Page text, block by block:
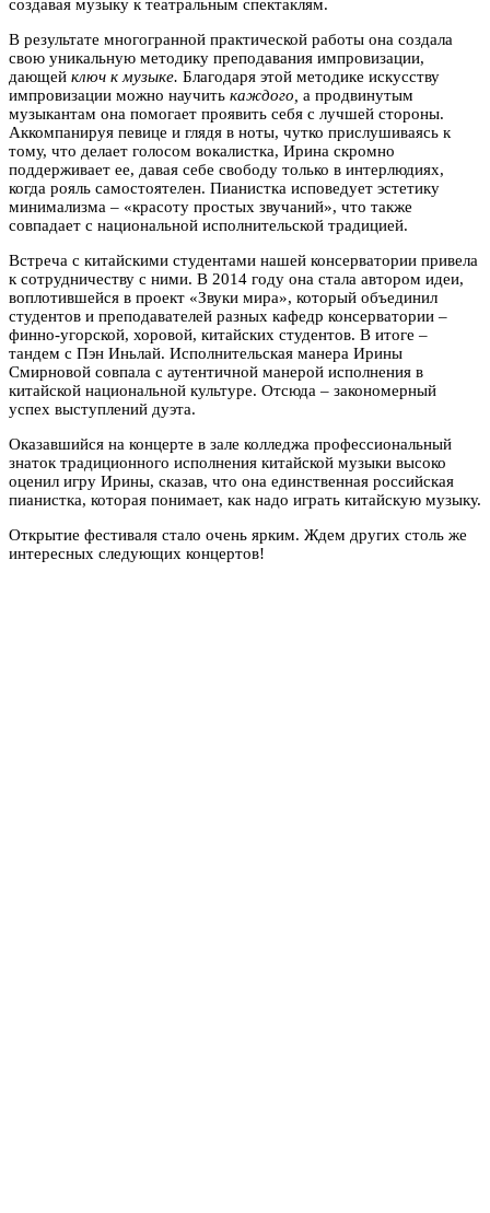
создавая музыку к театральным спектаклям.
В результате многогранной практической работы она создала
свою уникальную методику преподавания импровизации,
дающей ключ к музыке. Благодаря этой методике искусству
импровизации можно научить каждого, а продвинутым
музыкантам она помогает проявить себя с лучшей стороны.
Аккомпанируя певице и глядя в ноты, чутко прислушиваясь к
тому, что делает голосом вокалистка, Ирина скромно
поддерживает ее, давая себе свободу только в интерлюдиях,
когда рояль самостоятелен. Пианистка исповедует эстетику
минимализма – «красоту простых звучаний», что также
совпадает с национальной исполнительской традицией.
Встреча с китайскими студентами нашей консерватории привела
к сотрудничеству с ними. В 2014 году она стала автором идеи,
воплотившейся в проект «Звуки мира», который объединил
студентов и преподавателей разных кафедр консерватории –
финно-угорской, хоровой, китайских студентов. В итоге –
тандем с Пэн Иньлай. Исполнительская манера Ирины
Смирновой совпала с аутентичной манерой исполнения в
китайской национальной культуре. Отсюда – закономерный
успех выступлений дуэта.
Оказавшийся на концерте в зале колледжа профессиональный
знаток традиционного исполнения китайской музыки высоко
оценил игру Ирины, сказав, что она единственная российская
пианистка, которая понимает, как надо играть китайскую музыку.
Открытие фестиваля стало очень ярким. Ждем других столь же
интересных следующих концертов!